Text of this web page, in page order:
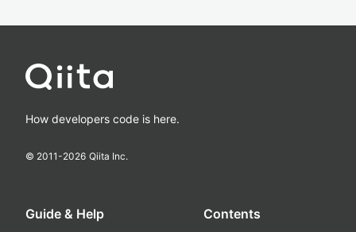
How developers code is here.
© 2011-2026 Qiita Inc.
Guide & Help Contents